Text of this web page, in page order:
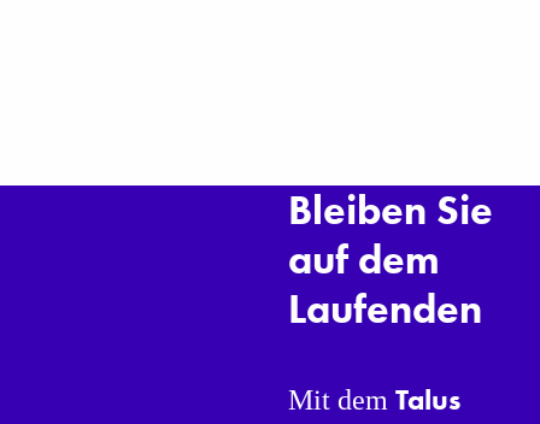
Bleiben Sie
auf dem
Laufenden
Mit dem Talus